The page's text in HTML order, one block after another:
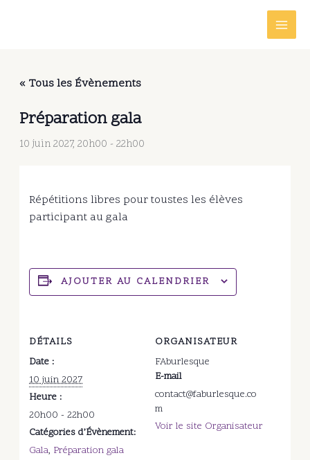
« Tous les Évènements
Préparation gala
10 juin 2027, 20h00 - 22h00
Répétitions libres pour toustes les élèves
participant au gala
AJOUTER AU CALENDRIER
DÉTAILS
Date :
10 juin 2027
Heure :
20h00 - 22h00
Catégories d’Évènement:
Gala, Préparation gala
ORGANISATEUR
FAburlesque
E-mail
contact@faburlesque.co
m
Voir le site Organisateur